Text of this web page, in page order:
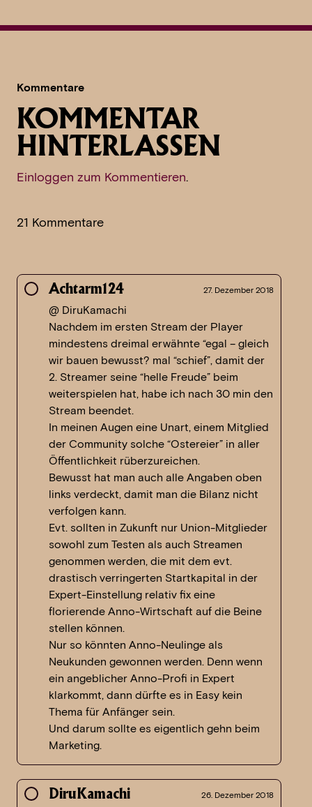
Kommentare
KOMMENTAR
HINTERLASSEN
Einloggen zum Kommentieren.
21 Kommentare
Achtarm124 27. Dezember 2018
@ DiruKamachi
Nachdem im ersten Stream der Player
mindestens dreimal erwähnte “egal – gleich
wir bauen bewusst? mal “schief”, damit der
2. Streamer seine “helle Freude” beim
weiterspielen hat, habe ich nach 30 min den
Stream beendet.
In meinen Augen eine Unart, einem Mitglied
der Community solche “Ostereier” in aller
Öffentlichkeit rüberzureichen.
Bewusst hat man auch alle Angaben oben
links verdeckt, damit man die Bilanz nicht
verfolgen kann.
Evt. sollten in Zukunft nur Union-Mitglieder
sowohl zum Testen als auch Streamen
genommen werden, die mit dem evt.
drastisch verringerten Startkapital in der
Expert-Einstellung relativ fix eine
florierende Anno-Wirtschaft auf die Beine
stellen können.
Nur so könnten Anno-Neulinge als
Neukunden gewonnen werden. Denn wenn
ein angeblicher Anno-Profi in Expert
klarkommt, dann dürfte es in Easy kein
Thema für Anfänger sein.
Und darum sollte es eigentlich gehn beim
Marketing.
DiruKamachi 26. Dezember 2018